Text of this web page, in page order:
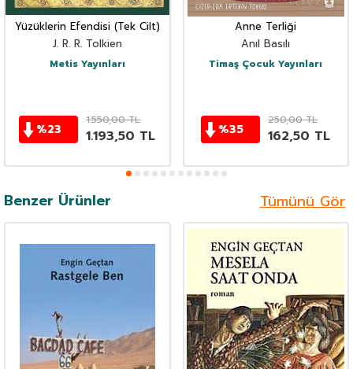
Yüzüklerin Efendisi (Tek Cilt)
J. R. R. Tolkien
Metis Yayınları
%23
1.550,00TL
1.193,50 TL
Anne Terliği
Anıl Basılı
Timaş Çocuk Yayınları
%35
250,00TL
162,50 TL
Benzer Ürünler Tümünü Gör